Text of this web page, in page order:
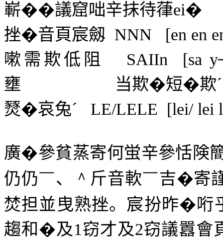
嶄��議窟咄辛抹待葎ei�
挫�音頁宸劔 NNN
[en en
嗽需欺低阻
SAIIn
[sa
壅
当欺�短�欺´
燹�哀兔´ LE/LELE [lei/ lei
廣�參貧蒸寄何蛍辛參恬険
仍仍￣、 ＾ 斤音軟￣吉�寄
焚担並曳熟挫。宸扮昨�哘
趨和�及1窃才及2窃議囂會